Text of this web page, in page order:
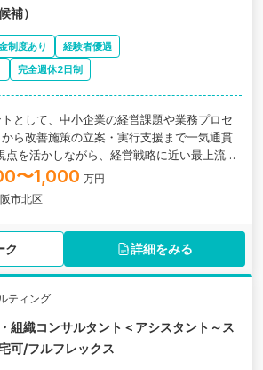
補）
制度あり
経験者優遇
完全週休2日制
として、中小企業の経営課題や業務プロセ
ら改善施策の立案・実行支援まで一気通貫
点を活かしながら、経営戦略に近い最上流フ
き、多様な業界・業種のプロジェクトを通
ての専門性を高められるポジションです。
〜1,000 万円
市北区
ク 詳細をみる
ティング
組織コンサルタント＜アシスタント～ス
可/フルフレックス